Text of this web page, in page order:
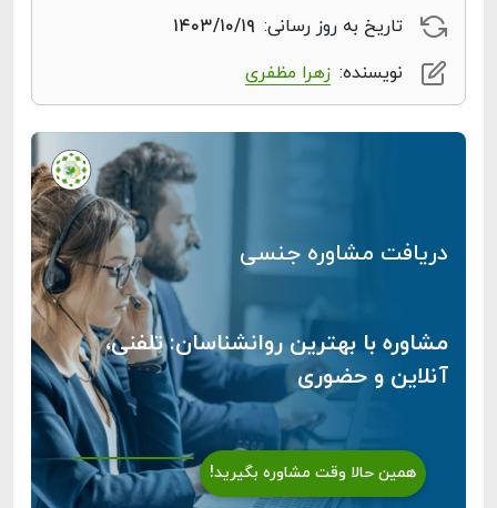
تاریخ به روز رسانی: ۱۴۰۳/۱۰/۱۹
نویسنده: زهرا مظفری
دریافت مشاوره جنسی
مشاوره با بهترین روانشناسان: تلفنی،
آنلاین و حضوری
همین حالا وقت مشاوره بگیرید!